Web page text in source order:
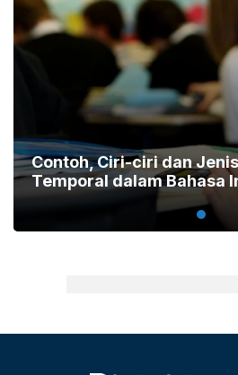
Contoh, Ciri-ciri dan
Temporal dalam Bahasa